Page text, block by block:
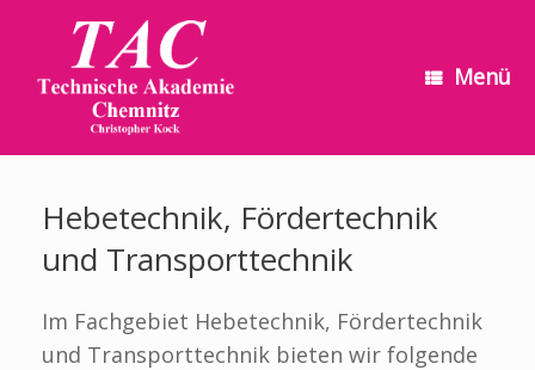
Menü
Hebetechnik, Fördertechnik
und Transporttechnik
Im Fachgebiet Hebetechnik, Fördertechnik
und Transporttechnik bieten wir folgende